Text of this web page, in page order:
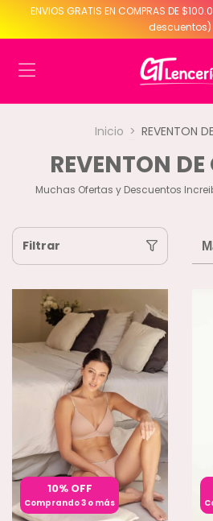
ENVIOS GRATIS EN COMPRAS DE
descuentos)
Inicio > REVENTON
REVENTON DE
Muchas Ofertas y Descuentos
Filtrar
10% OFF
Comprando 3 o más